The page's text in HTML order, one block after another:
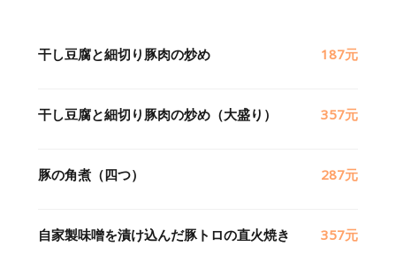
干し豆腐と細切り豚肉の炒め 187元
干し豆腐と細切り豚肉の炒め（大盛り） 357元
豚の角煮（四つ） 287元
自家製味噌を漬け込んだ豚トロの直火焼き 357元